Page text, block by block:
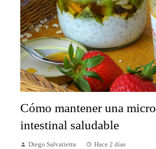
Cómo mantener una
intestinal saludable
Diego Salvatierra Hace 2 días